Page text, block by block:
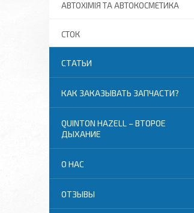
АВТОХІМІЯ ТА АВТОКОСМЕТИКА
СТОК
СТАТЬИ
КАК ЗАКАЗЫВАТЬ ЗАПЧАСТИ?
QUINTON HAZELL – ВТОРОЕ
ДЫХАНИЕ
О НАС
ОТЗЫВЫ